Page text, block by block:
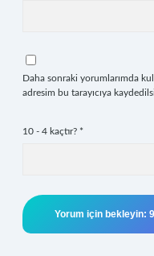
Daha sonraki yorumlarımda
adresim bu tarayıcıya
10 - 4 kaçtır? *